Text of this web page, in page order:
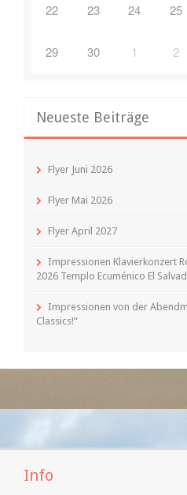
22 23 24 25
29 30 1 2
Neueste Beiträge
Flyer Juni 2026
Flyer Mai 2026
Flyer April 2027
Impressionen Klavierkonzert
2026 Templo Ecuménico El
Impressionen von der
Classics!“
Info